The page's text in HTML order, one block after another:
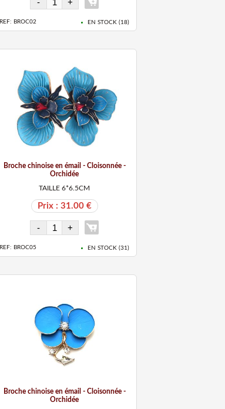
REF: BROC02 EN STOCK ( 18)
Broche chinoise en émail - Cloisonnée -
Orchidée
TAILLE 6*6.5CM
Prix : 31.00 €
REF: BROC05 EN STOCK (31)
Broche chinoise en émail - Cloisonnée -
Orchidée